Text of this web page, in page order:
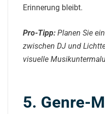
Erinnerung bleibt.
Pro-Tipp: Planen Sie
zwischen DJ und
visuelle
5. Genre-